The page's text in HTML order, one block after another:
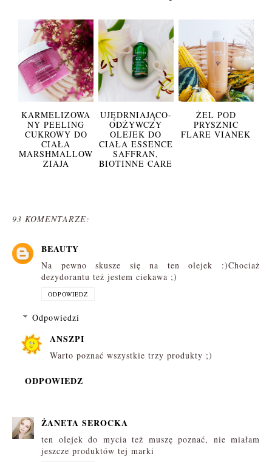
KARMELIZOWA
NY PEELING
CUKROWY DO
CIAŁA
MARSHMALLOW
ZIAJA
UJĘDRNIAJĄCO-
ODŻYWCZY
OLEJEK DO
CIAŁA ESSENCE
SAFFRAN,
BIOTINNE CARE
ŻEL POD
PRYSZNIC
FLARE VIANEK
93 KOMENTARZE:
BEAUTY
Na pewno skusze się na ten olejek :)Chociaż
dezydorantu też jestem ciekawa ;)
ODPOWIEDZ
Odpowiedzi
ANSZPI
Warto poznać wszystkie trzy produkty ;)
ODPOWIEDZ
ŻANETA SEROCKA
ten olejek do mycia też muszę poznać, nie miałam
jeszcze produktów tej marki